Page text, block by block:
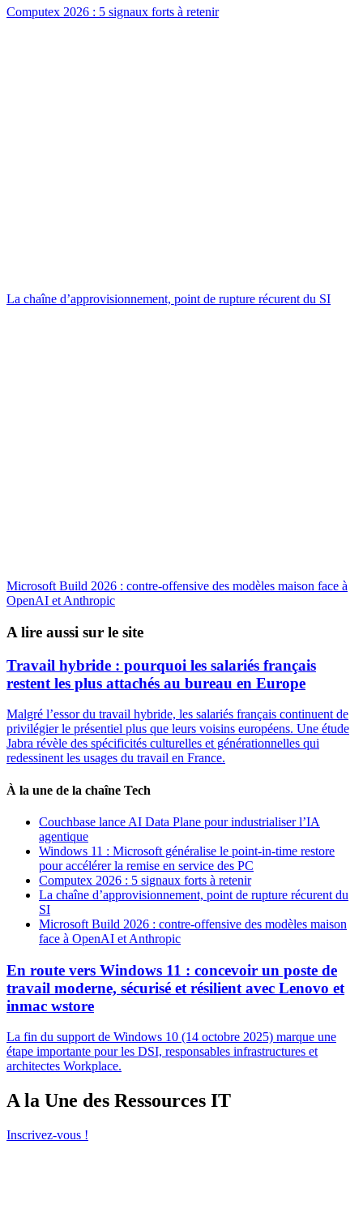
Computex 2026 : 5 signaux forts à retenir
La chaîne d’approvisionnement, point de rupture récurent du SI
Microsoft Build 2026 : contre-offensive des modèles maison face à
OpenAI et Anthropic
A lire aussi sur le site
Travail hybride : pourquoi les salariés français
restent les plus attachés au bureau en Europe
Malgré l’essor du travail hybride, les salariés français continuent de
privilégier le présentiel plus que leurs voisins européens. Une étude
Jabra révèle des spécificités culturelles et générationnelles qui
redessinent les usages du travail en France.
À la une de la chaîne Tech
Couchbase lance AI Data Plane pour industrialiser l’IA
agentique
Windows 11 : Microsoft généralise le point-in-time restore
pour accélérer la remise en service des PC
Computex 2026 : 5 signaux forts à retenir
La chaîne d’approvisionnement, point de rupture récurent du
SI
Microsoft Build 2026 : contre-offensive des modèles maison
face à OpenAI et Anthropic
En route vers Windows 11 : concevoir un poste de
travail moderne, sécurisé et résilient avec Lenovo et
inmac wstore
La fin du support de Windows 10 (14 octobre 2025) marque une
étape importante pour les DSI, responsables infrastructures et
architectes Workplace.
A la Une des Ressources IT
Inscrivez-vous !